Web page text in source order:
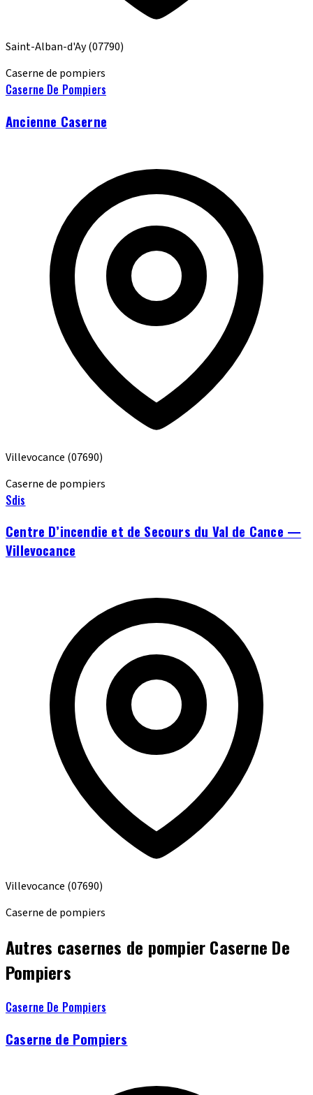
Saint-Alban-d'Ay(07790)
Caserne de pompiers
Caserne De Pompiers
Ancienne Caserne
Villevocance (07690)
Caserne de pompiers
Sdis
Centre D’incendie et de Secours du Val de Cance —
Villevocance
Villevocance (07690)
Caserne de pompiers
Autres casernes de pompier Caserne De
Pompiers
Caserne De Pompiers
Caserne de Pompiers